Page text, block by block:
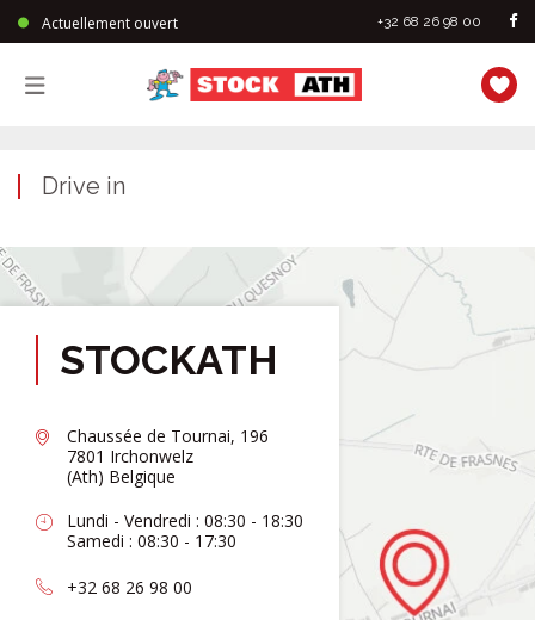
Actuellement ouvert +32 68 26 98 00
Drive in
STOCKATH
Chaussée de Tournai, 196
7801 Irchonwelz
(Ath) Belgique
Lundi - Vendredi : 08:30 - 18:30
Samedi : 08:30 - 17:30
+32 68 26 98 00